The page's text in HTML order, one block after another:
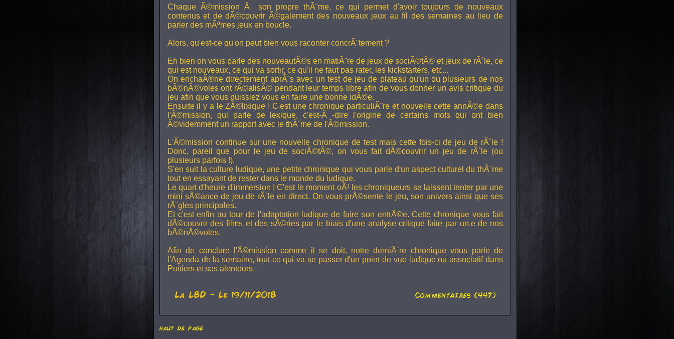
Chaque Ã©mission Ã son propre thÃ¨me, ce qui permet d'avoir toujours de nouveaux
contenus et de dÃ©couvrir Ã©galement des nouveaux jeux au fil des semaines au lieu de
parler des mÃªmes jeux en boucle.
Alors, qu'est-ce qu'on peut bien vous raconter concrÃ¨tement ?
Eh bien on vous parle des nouveautÃ©s en matiÃ¨re de jeux de sociÃ©tÃ© et jeux de rÃ´le, ce
qui est nouveaux, ce qui va sortir, ce qu'il ne faut pas rater, les kickstarters, etc...
On enchaÃ®ne directement aprÃ¨s avec un test de jeu de plateau qu'un ou plusieurs de nos
bÃ©nÃ©voles ont rÃ©alisÃ© pendant leur temps libre afin de vous donner un avis critique du
jeu afin que vous puissiez vous en faire une bonne idÃ©e.
Ensuite il y a le ZÃ©lixique ! C'est une chronique particuliÃ¨re et nouvelle cette annÃ©e dans
l'Ã©mission, qui parle de lexique, c'est-Ã -dire l'origine de certains mots qui ont bien
Ã©videmment un rapport avec le thÃ¨me de l'Ã©mission.
L'Ã©mission continue sur une nouvelle chronique de test mais cette fois-ci de jeu de rÃ´le !
Donc, pareil que pour le jeu de sociÃ©tÃ©, on vous fait dÃ©couvrir un jeu de rÃ´le (ou
plusieurs parfois !).
S'en suit la culture ludique, une petite chronique qui vous parle d'un aspect culturel du thÃ¨me
tout en essayant de rester dans le monde du ludique.
Le quart d'heure d'immersion ! C'est le moment oÃ¹ les chroniqueurs se laissent tenter par une
mini sÃ©ance de jeu de rÃ´le en direct. On vous prÃ©sente le jeu, son univers ainsi que ses
rÃ¨gles principales.
Et c'est enfin au tour de l'adaptation ludique de faire son entrÃ©e. Cette chronique vous fait
dÃ©couvrir des films et des sÃ©ries par le biais d'une analyse-critique faite par un.e de nos
bÃ©nÃ©voles.
Afin de conclure l'Ã©mission comme il se doit, notre derniÃ¨re chronique vous parle de
l'Agenda de la semaine, tout ce qui va se passer d'un point de vue ludique ou associatif dans
Poitiers et ses alentours.
La LBD - Le 19/11/2018 Commentaires (447)
haut de page